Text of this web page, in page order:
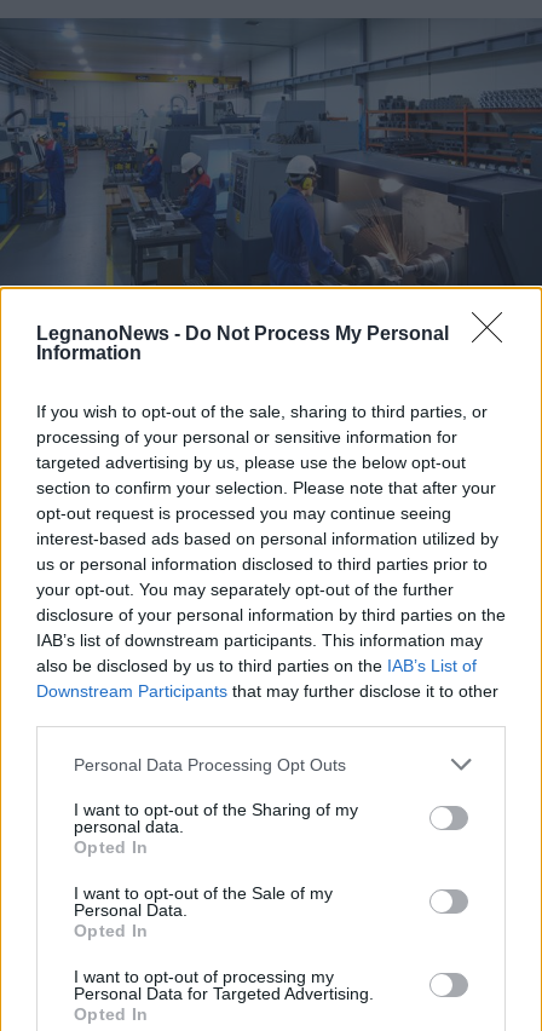
LegnanoNews - Do Not Process My Personal
Information
If you wish to opt-out of the sale, sharing to third parties, or
processing of your personal or sensitive information for
targeted advertising by us, please use the below opt-out
section to confirm your selection. Please note that after your
opt-out request is processed you may continue seeing
interest-based ads based on personal information utilized by
us or personal information disclosed to third parties prior to
your opt-out. You may separately opt-out of the further
disclosure of your personal information by third parties on the
IAB’s list of downstream participants. This information may
also be disclosed by us to third parties on the IAB’s List of
Downstream Participants that may further disclose it to other
Personal Data Processing Opt Outs
I want to opt-out of the Sharing of my
personal data.
Opted In
I want to opt-out of the Sale of my
Personal Data.
Opted In
I want to opt-out of processing my
Personal Data for Targeted Advertising.
Opted In
ECONOMIA
L’industria che resiste nell’Alto
Milanese. Spinta dal chimico-
plastico, ma l’export va ancora a
rilento
VIABILITÀ
Weekend da “bollino nero” per